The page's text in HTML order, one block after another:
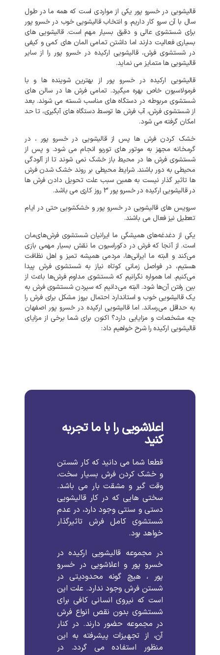
قالیشویی در خسرو پور یکی از مواردی است که همه ما در طول
سال با آن سرو کار داریم. و انتخاب قالیشویی خوب در خسرو پور
برای شستشوی عالی و دقیق بسیار مهم است. قالیشویی های
بسیاری فعالیت دارند اما داشتن تمامی المان های کمی و کیفی
در شستشوی فرش، قالیشویی ارکیده در خسرو پور را از سایر
قالیشویی ها متمایز می نماید.
قالیشویی ارکیده در خسرو پور از بهترین شوینده ها و با
فرمولاسیون خاص بهره میگیرد. تمامی فرش ها در سالن های
شستشوی مربوطه در دستگاه های مناسب شسته می شوند. بعد
از شستشوی فرش، آب فرش ها توسط دستگاه های آبگیری، تا حد
امکان گرفته می شود.
خشک کردن فرش ها پس از قالیشویی در خسرو پور ، در
گرمخانه مجهز به موتور های توربو انجام می شود. و پس از
شستشوی فرش ها در محیط باز خشک نمی شوند تا از آلودگی
محیطی به دور باشند. شرایط محیطی بر روند خشک شدن فرش
ها تاثیر گذار نیست به همین سبب علت تحویل دادن فرش ها
در قالیشویی ارکیده در خسرو پور 3 روز کاری می باشد.
سرویس های قالیشویی در خسرو پور و خشکشویی حتی در ایام
تعطیل نیز فعال می باشند.
یکی از دغدغه‌های همیشگی ما ایرانیان شستشوی فرش‌های‌مان
است. از آنجا که فرش در دکوراسیون ما نقش بسیار مهمی بازی
می‌کند و البته ما ایرانی‌ها، مردمی همیشه تمیز و اهل نظافت
هستیم، در فواصل زمانی کوتاه نیاز به شستشوی فرش پیدا
می‌کنیم. اما همواره نگرانیم که شستشوی مداوم فرش‌ها باعث از
بین رفتن آن‌ها شود. البته می‌دانیم که سپردن شستشوی فرش به
یک قالیشویی خوب و استاندارد احتمال بروز مشکل برای فرش را
به‌ حداقل می‌رساند. اما قالیشویی ارکیده در خسرو پور اصفهان
چه مشخصات و مزایایی دارد؟ اکنون برای شما برخی از مزایای
قالیشویی ارکیده را شرح خواهیم داد:
اعلاشویی را با ما تجربه
کنید
قطعا شما می دانید که کار شستن
و خشک کردن فرش بسیار سخت،
وقت گیر و مشقت بار می باشد.
سختی هایی که در کار قالیشویی
دستی و سنتی وجود دارد، در عدم
شستشوی کامل فرش تاثیرگذار
خواهد بود.
در مجموعه قالیشویی ارکیده در
خسرو پور و اعلاشویی در خسرو
پور ، هیچ گونه محدودیتی در
شستن فرش وجود ندارد. علت این
است که نیروی انسانی کافی برای
شستشوی بدون نقص انواع فرش
در مجموعه حضور دارند. در کنار
آن، از تجهیزات پیشرفته به این
منظور استفاده می گردد. در